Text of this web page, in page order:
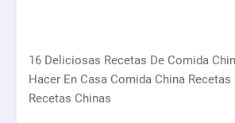
16 Deliciosas Recetas De Comida
Hacer En Casa Comida China
Recetas Chinas